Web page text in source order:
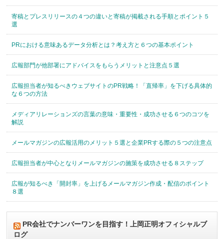
寄稿とプレスリリースの４つの違いと寄稿が掲載される手順とポイント５
選
PRにおける意味あるデータ分析とは？考え方と６つの基本ポイント
広報部門が他部署にアドバイスをもらうメリットと注意点５選
広報担当者が知るべきウェブサイトのPR戦略！「直帰率」を下げる具体的
な６つの方法
メディアリレーションズの言葉の意味・重要性・成功させる６つのコツを
解説
メールマガジンの広報活用のメリット５選と企業PRする際の５つの注意点
広報担当者が中心となりメールマガジンの施策を成功させる８ステップ
広報が知るべき「開封率」を上げるメールマガジン作成・配信のポイント
８選
PR会社でナンバーワンを目指す！上岡正明オフィシャルブ
ログ